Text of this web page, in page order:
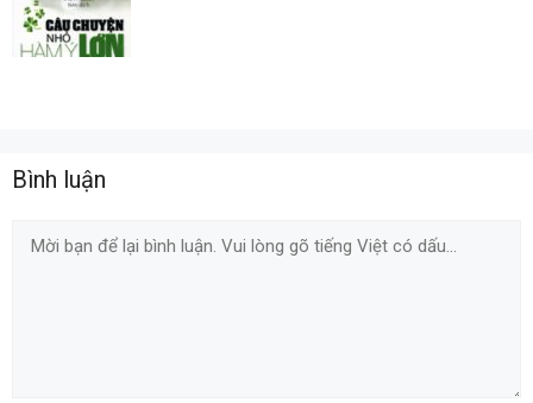
Bình luận
Comment